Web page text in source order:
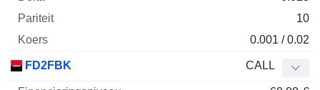
10
0.001 / 0.02
FD2FBK CALL